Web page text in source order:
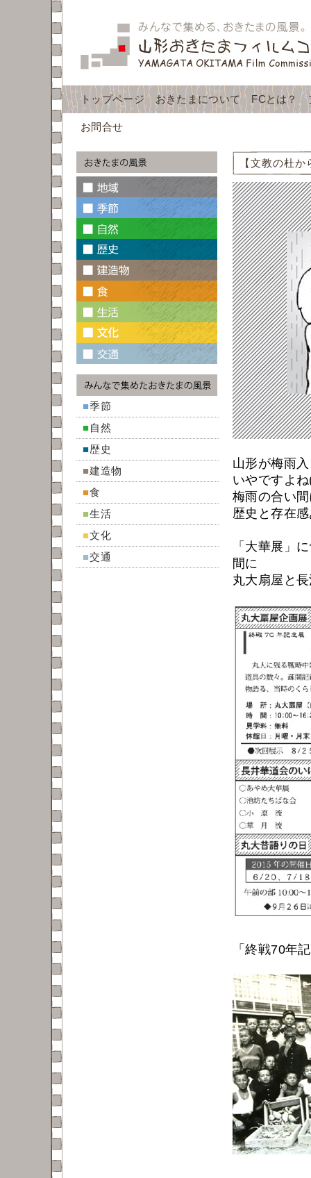
トップページ おきたまについて FCとは？
お問合せ
■季節
■自然
■歴史
■建造物
■食
■生活
■文化
■交通
【文教の杜
山形が梅雨
いやですよ
梅雨の合い
歴史と存在
「大華展」
間に
丸大扇屋と
「終戦70年